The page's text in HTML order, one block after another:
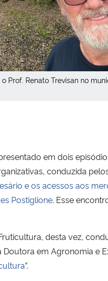
Prof. Renato Trevisan no
em dois
conduzida
e os acessos aos
Postiglione. Esse
desta vez,
em Agronomia e
”.